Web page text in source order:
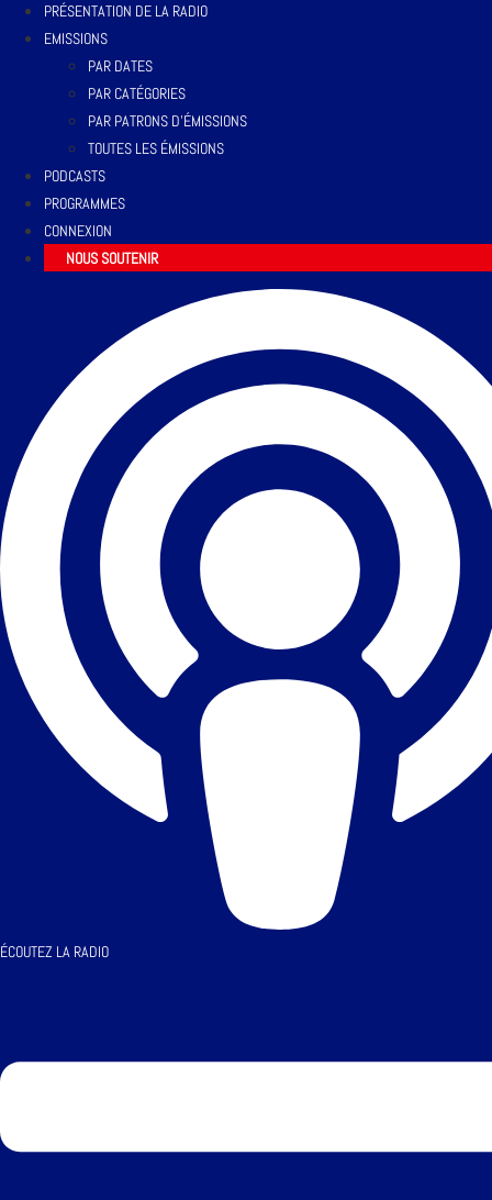
PRÉSENTATION DE LA RADIO
EMISSIONS
PAR DATES
PAR CATÉGORIES
PAR PATRONS D’ÉMISSIONS
TOUTES LES ÉMISSIONS
PODCASTS
PROGRAMMES
CONNEXION
NOUS SOUTENIR
ÉCOUTEZ LA RADIO